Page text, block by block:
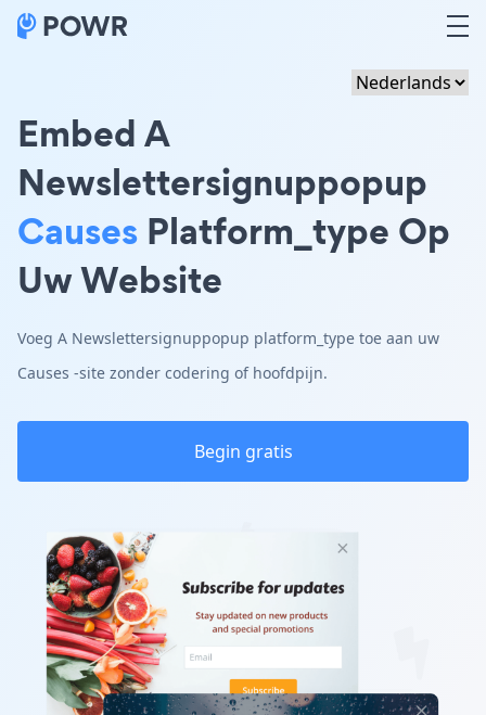
Embed A
Newslettersignuppopup
Causes Platform_type Op
Uw Website
Voeg A Newslettersignuppopup platform_type toe aan uw
Causes -site zonder codering of hoofdpijn.
Begin gratis